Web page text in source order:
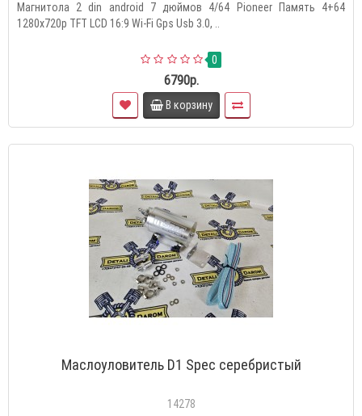
Магнитола 2 din android 7 дюймов 4/64 Pioneer Память 4+64
1280x720p TFT LCD 16:9 Wi-Fi Gps Usb 3.0, ..
0
6790р.
В корзину
Маслоуловитель D1 Spec серебристый
14278